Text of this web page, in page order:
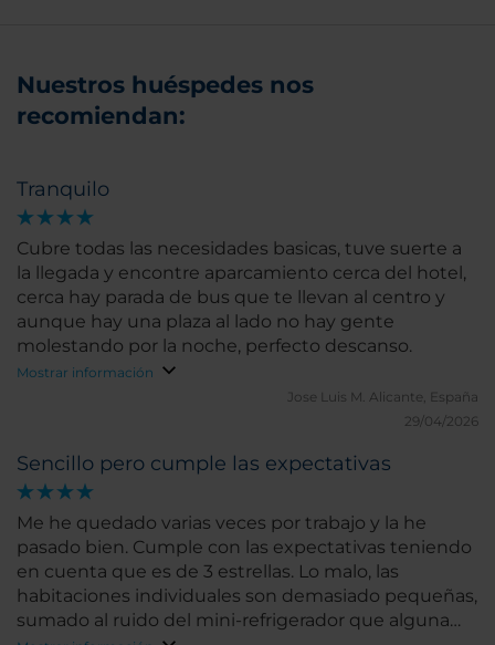
Nuestros huéspedes nos
recomiendan:
Tranquilo
Cubre todas las necesidades basicas, tuve suerte a
la llegada y encontre aparcamiento cerca del hotel,
cerca hay parada de bus que te llevan al centro y
aunque hay una plaza al lado no hay gente
molestando por la noche, perfecto descanso.
Mostrar información
Jose Luis M. Alicante, España
29/04/2026
Sencillo pero cumple las expectativas
Me he quedado varias veces por trabajo y la he
pasado bien. Cumple con las expectativas teniendo
en cuenta que es de 3 estrellas. Lo malo, las
habitaciones individuales son demasiado pequeñas,
sumado al ruido del mini-refrigerador que alguna